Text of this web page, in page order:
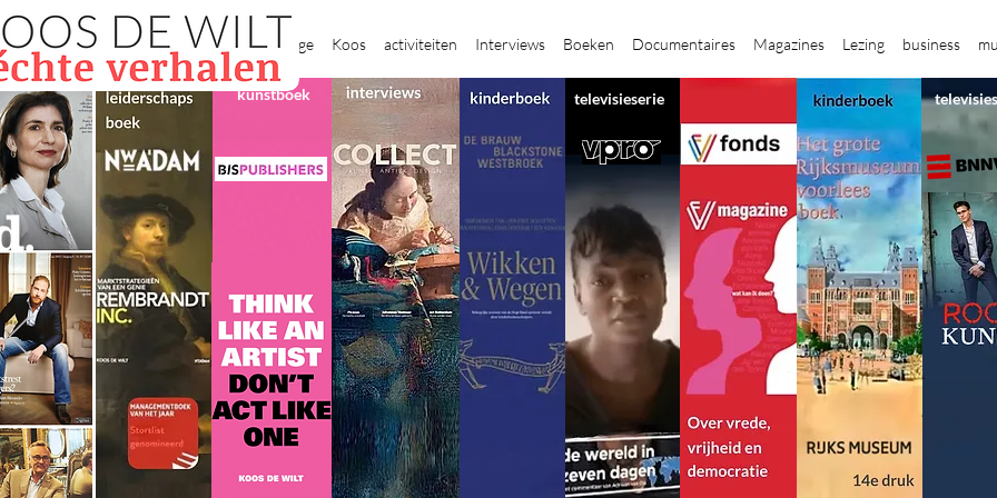
New Page Koos activiteiten Interviews Boeken Documentaires Magazines Lezing business
kunstboek televisieserie